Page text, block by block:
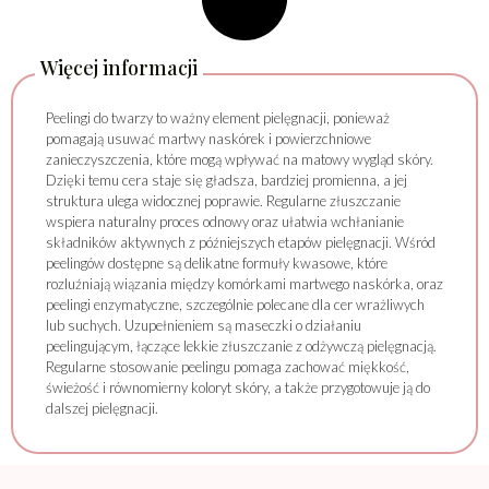
Więcej informacji
Peelingi do twarzy to ważny element pielęgnacji, ponieważ
pomagają usuwać martwy naskórek i powierzchniowe
zanieczyszczenia, które mogą wpływać na matowy wygląd skóry.
Dzięki temu cera staje się gładsza, bardziej promienna, a jej
struktura ulega widocznej poprawie. Regularne złuszczanie
wspiera naturalny proces odnowy oraz ułatwia wchłanianie
składników aktywnych z późniejszych etapów pielęgnacji. Wśród
peelingów dostępne są delikatne formuły kwasowe, które
rozluźniają wiązania między komórkami martwego naskórka, oraz
peelingi enzymatyczne, szczególnie polecane dla cer wrażliwych
lub suchych. Uzupełnieniem są maseczki o działaniu
peelingującym, łączące lekkie złuszczanie z odżywczą pielęgnacją.
Regularne stosowanie peelingu pomaga zachować miękkość,
świeżość i równomierny koloryt skóry, a także przygotowuje ją do
dalszej pielęgnacji.